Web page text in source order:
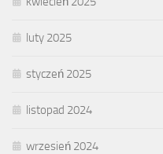
luty 2025
styczeń 2025
listopad 2024
wrzesień 2024